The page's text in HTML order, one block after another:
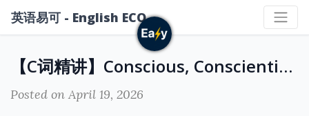
英语易可 - English ECO
【C词精讲】Conscious, Conscientious, Conscience：告别混淆，精准表达！
Posted on April 19, 2026